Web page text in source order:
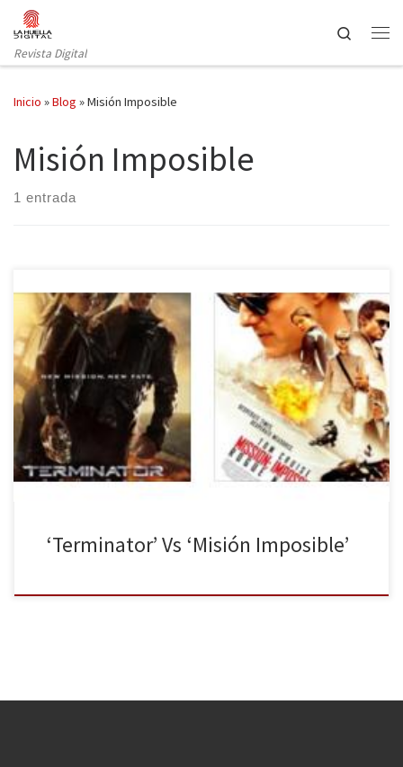
Saltar al contenido
Revista Digital
Search
Inicio »Blog »Misión Imposible
Misión Imposible
1 entrada
En un verano en el que la falta de ideas de las superproduciones
americanas es evidente con demasiados regresos, secuelas o
reinicios (Cazafantasmas, Independence Day, Star Trek, Ice Age,
Jason Bourne, Tarzán, Ahora me ves 2, Election, Buscando a Dory,
Tortugas Ninja, Peter y el dragón…) queremos echar la vista […]
‘Terminator’ Vs ‘Misión Imposible’